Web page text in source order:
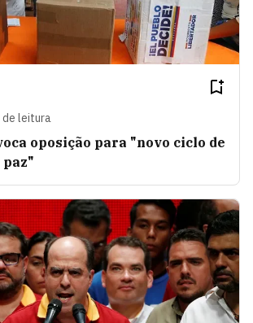
de leitura
oposição para "novo ciclo de